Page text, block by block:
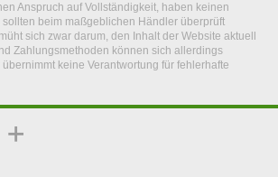
Anspruch auf Vollständigkeit, haben keinen
beim maßgeblichen Händler überprüft
sich zwar darum, den Inhalt der Website aktuell
Zahlungsmethoden können sich allerdings
keine Verantwortung für fehlerhafte